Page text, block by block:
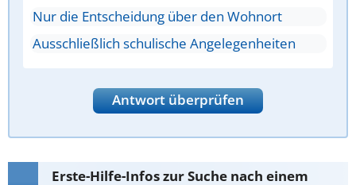
Nur die Entscheidung über den Wohnort
Ausschließlich schulische Angelegenheiten
Antwort überprüfen
Erste-Hilfe-Infos zur Suche nach einem